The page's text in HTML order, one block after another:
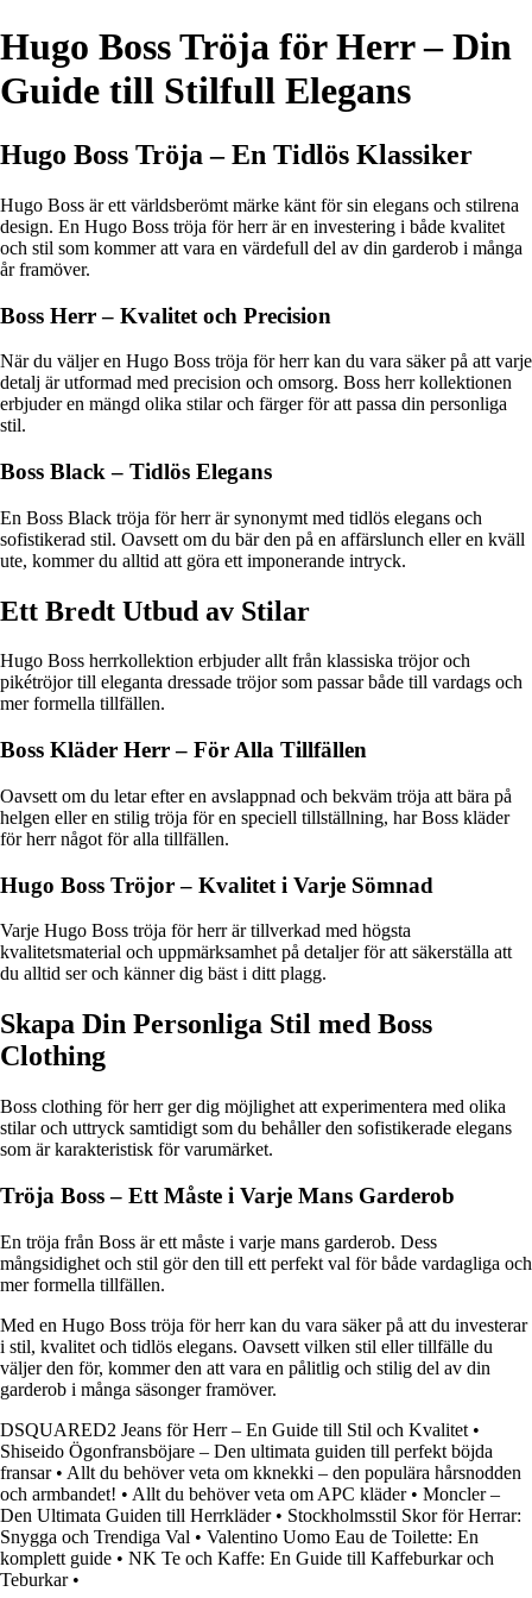
Hugo Boss Tröja för Herr – Din
Guide till Stilfull Elegans
Hugo Boss Tröja – En Tidlös Klassiker
Hugo Boss är ett världsberömt märke känt för sin elegans och stilrena
design. En Hugo Boss tröja för herr är en investering i både kvalitet
och stil som kommer att vara en värdefull del av din garderob i många
år framöver.
Boss Herr – Kvalitet och Precision
När du väljer en Hugo Boss tröja för herr kan du vara säker på att varje
detalj är utformad med precision och omsorg. Boss herr kollektionen
erbjuder en mängd olika stilar och färger för att passa din personliga
stil.
Boss Black – Tidlös Elegans
En Boss Black tröja för herr är synonymt med tidlös elegans och
sofistikerad stil. Oavsett om du bär den på en affärslunch eller en kväll
ute, kommer du alltid att göra ett imponerande intryck.
Ett Bredt Utbud av Stilar
Hugo Boss herrkollektion erbjuder allt från klassiska tröjor och
pikétröjor till eleganta dressade tröjor som passar både till vardags och
mer formella tillfällen.
Boss Kläder Herr – För Alla Tillfällen
Oavsett om du letar efter en avslappnad och bekväm tröja att bära på
helgen eller en stilig tröja för en speciell tillställning, har Boss kläder
för herr något för alla tillfällen.
Hugo Boss Tröjor – Kvalitet i Varje Sömnad
Varje Hugo Boss tröja för herr är tillverkad med högsta
kvalitetsmaterial och uppmärksamhet på detaljer för att säkerställa att
du alltid ser och känner dig bäst i ditt plagg.
Skapa Din Personliga Stil med Boss
Clothing
Boss clothing för herr ger dig möjlighet att experimentera med olika
stilar och uttryck samtidigt som du behåller den sofistikerade elegans
som är karakteristisk för varumärket.
Tröja Boss – Ett Måste i Varje Mans Garderob
En tröja från Boss är ett måste i varje mans garderob. Dess
mångsidighet och stil gör den till ett perfekt val för både vardagliga och
mer formella tillfällen.
Med en Hugo Boss tröja för herr kan du vara säker på att du investerar
i stil, kvalitet och tidlös elegans. Oavsett vilken stil eller tillfälle du
väljer den för, kommer den att vara en pålitlig och stilig del av din
garderob i många säsonger framöver.
DSQUARED2 Jeans för Herr – En Guide till Stil och Kvalitet •
Shiseido Ögonfransböjare – Den ultimata guiden till perfekt böjda
fransar• Allt du behöver veta om kknekki – den populära hårsnodden
och armbandet! • Allt du behöver veta om APC kläder• Moncler –
Den Ultimata Guiden till Herrkläder• Stockholmsstil Skor för Herrar:
Snygga och Trendiga Val • Valentino Uomo Eau de Toilette: En
komplett guide • NK Te och Kaffe: En Guide till Kaffeburkar och
Teburkar•